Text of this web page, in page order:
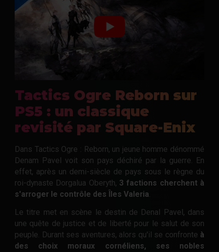
Tactics Ogre Reborn sur
PS5 : un classique
revisité par Square-Enix
Dans Tactics Ogre : Reborn, un jeune homme dénommé
Denam Pavel voit son pays déchiré par la guerre. En
effet, après un demi-siècle de pays sous le règne du
roi-dynaste Dorgalua Oberyth, 3 factions cherchent à
s'arroger le contrôle des Îles Valeria.
Le titre met en scène le destin de Denal Pavel, dans
une quête de justice et de liberté pour le salut de son
peuple. Durant ses aventures, alors qu'il se confronte à
des choix moraux cornéliens, ses nobles